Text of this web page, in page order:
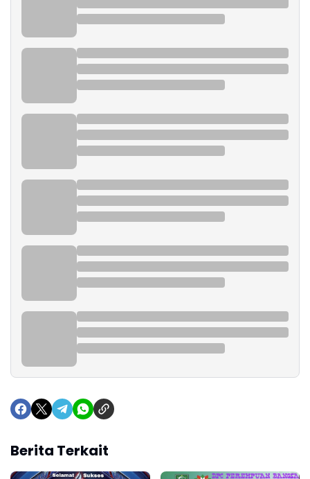
Berita Terkait